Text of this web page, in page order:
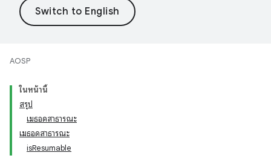
AOSP
ในหน้านี้
สรุป
เมธอดสาธารณะ
เมธอดสาธารณะ
isResumable